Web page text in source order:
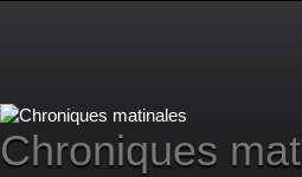
Chroniques